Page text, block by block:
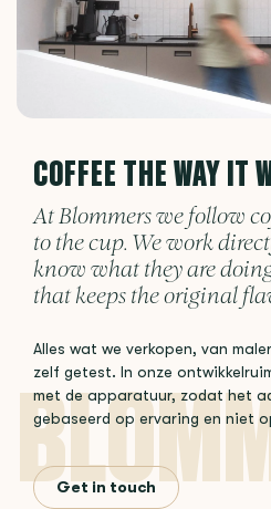
COFFEE THE WAY IT
At Blommers we follow
to the cup. We work
know what they are
that keeps the original
Alles wat we verkopen, van
zelf getest. In onze
met de apparatuur, zodat het
gebaseerd op ervaring en niet
Get in touch